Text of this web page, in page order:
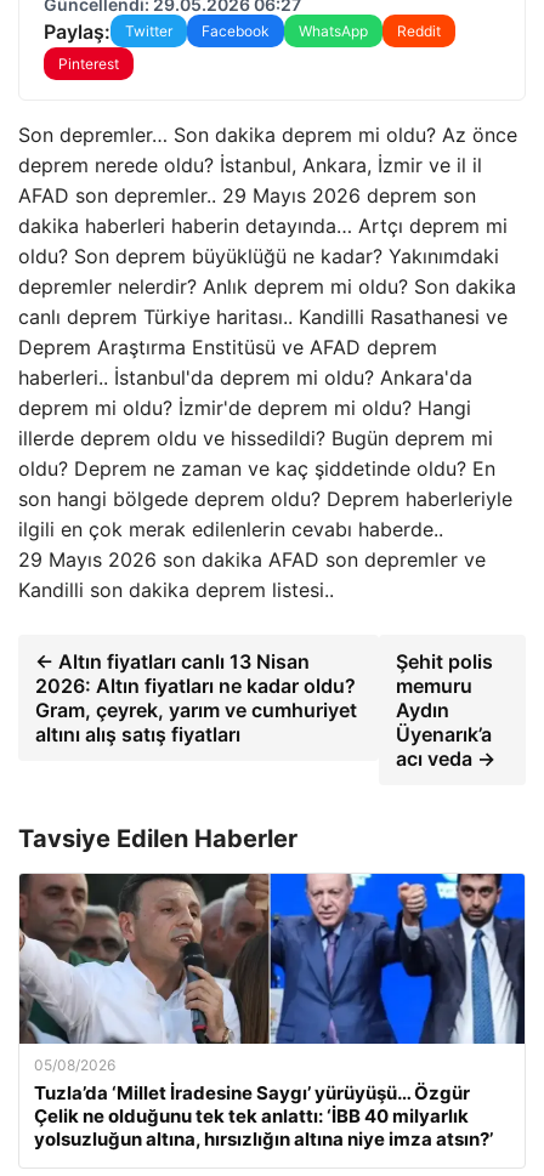
Güncellendi: 29.05.2026 06:27
Paylaş: Twitter Facebook WhatsApp
Reddit
Pinterest
Son depremler… Son dakika deprem mi oldu? Az önce
deprem nerede oldu? İstanbul, Ankara, İzmir ve il il
AFAD son depremler.. 29 Mayıs 2026 deprem son
dakika haberleri haberin detayında… Artçı deprem mi
oldu? Son deprem büyüklüğü ne kadar? Yakınımdaki
depremler nelerdir? Anlık deprem mi oldu? Son dakika
canlı deprem Türkiye haritası.. Kandilli Rasathanesi ve
Deprem Araştırma Enstitüsü ve AFAD deprem
haberleri.. İstanbul'da deprem mi oldu? Ankara'da
deprem mi oldu? İzmir'de deprem mi oldu? Hangi
illerde deprem oldu ve hissedildi? Bugün deprem mi
oldu? Deprem ne zaman ve kaç şiddetinde oldu? En
son hangi bölgede deprem oldu? Deprem haberleriyle
ilgili en çok merak edilenlerin cevabı haberde..
29 Mayıs 2026 son dakika AFAD son depremler ve
Kandilli son dakika deprem listesi..
← Altın fiyatları canlı 13 Nisan
2026: Altın fiyatları ne kadar oldu?
Gram, çeyrek, yarım ve cumhuriyet
altını alış satış fiyatları
Şehit polis
memuru
Aydın
Üyenarık’a
acı veda →
Tavsiye Edilen Haberler
05/08/2026
Tuzla’da ‘Millet İradesine Saygı’ yürüyüşü… Özgür
Çelik ne olduğunu tek tek anlattı: ‘İBB 40 milyarlık
yolsuzluğun altına, hırsızlığın altına niye imza atsın?’